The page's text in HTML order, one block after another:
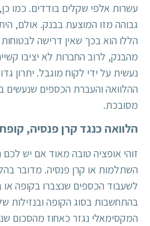
עשרות אלפי שקלים בודדים. כמו
גבוהה מזו המוצעת בבנק. אולם,
הללו הוא בכך שאין דרישה
מהבנק, לרוב החברות לא יציבו
נעשית על ידי לקוח מוגבל. יתרון
ההלוואה והעברת הכספים שנעשים
מסובכת.
הלוואה כנגד קרן פנסיה,
זוהי אופציה טובה מאוד אם יש
השתלמות או קרן פנסיה. מדובר
לשעבוד הכספים שנצברו בקופה או
בהתחשבות בסוג הקופה ובנזילות
המקסימאלי נגזר כאחוז מהסכום